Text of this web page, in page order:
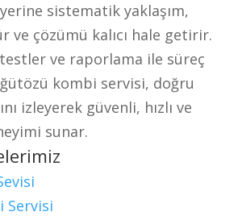
sistematik yaklaşım,
ve çözümü kalıcı hale getirir.
ve raporlama ile süreç
kombi servisi, doğru
izleyerek güvenli, hızlı ve
sunar.
Servisi